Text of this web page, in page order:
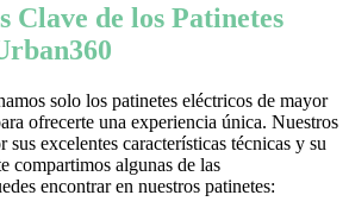
Clave de los Patinetes
solo los patinetes eléctricos de mayor
ofrecerte una experiencia única. Nuestros
sus excelentes características técnicas y su
compartimos algunas de las
encontrar en nuestros patinetes: